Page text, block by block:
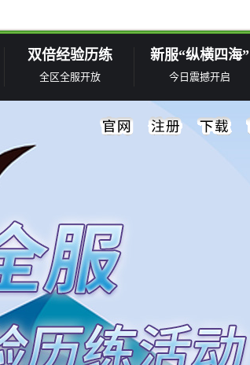
双倍经验历练
全区全服开放
新服“纵横四海”
今日震撼开启